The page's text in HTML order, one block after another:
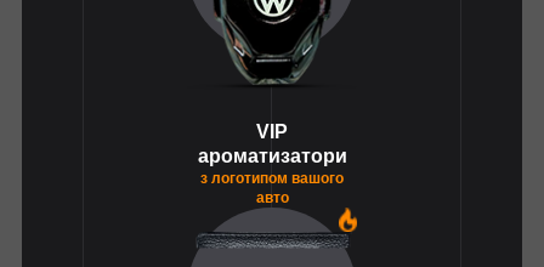
VIP
ароматизатори
з логотипом вашого
авто